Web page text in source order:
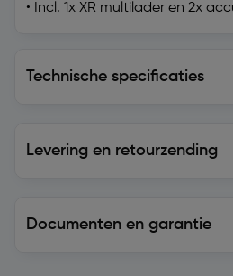
• Incl. 1x XR multilader en 2x
Technische specificaties
Levering en retourzending
Documenten en garantie